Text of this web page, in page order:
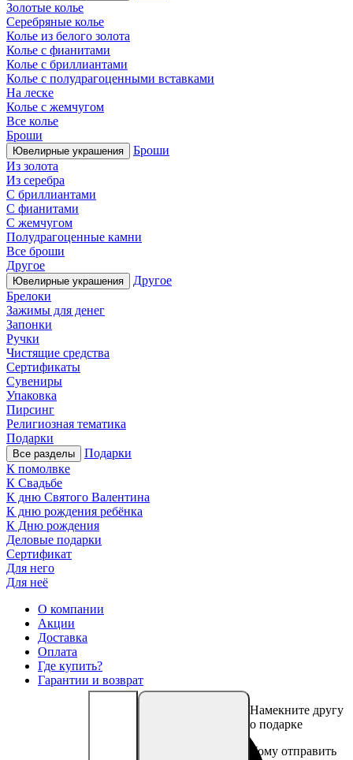
Намекните другу
о подарке
Кому отправить
Золотые колье
Серебряные колье
Колье из белого золота
Колье с фианитами
Колье с бриллиантами
Колье с полудрагоценными вставками
На леске
Колье с жемчугом
Все колье
Броши
Ювелирные украшения
Броши
Из золота
Из серебра
С бриллиантами
С фианитами
С жемчугом
Полудрагоценные камни
Все броши
Другое
Ювелирные украшения
Другое
Брелоки
Зажимы для денег
Запонки
Ручки
Чистящие средства
Сертификаты
Сувениры
Упаковка
Пирсинг
Религиозная тематика
Подарки
Все разделы
Подарки
К помолвке
К Свадьбе
К дню Святого Валентина
К дню рождения ребёнка
К Дню рождения
Деловые подарки
Сертификат
Для него
Для неё
О компании
Акции
Доставка
Оплата
Где купить?
Гарантии и возврат